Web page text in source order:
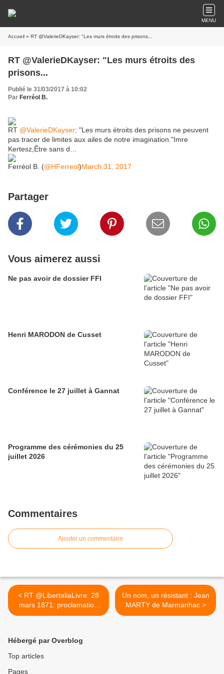
MENU
Accueil » RT @ValerieDKayser: "Les murs étroits des prisons...
RT @ValerieDKayser: "Les murs étroits des
prisons...
Publié le 31/03/2017 à 10:02
Par Ferréol B.
RT @ValerieDKayser: "Les murs étroits des prisons ne peuvent
pas tracer de limites aux ailes de notre imagination."Imre
Kertesz,Être sans d…
Ferréol B. (@HFerreol)March 31, 2017
Partager
Vous aimerez aussi
Ne pas avoir de dossier FFI
Henri MARODON de Cusset
Conférence le 27 juillet à Gannat
Programme des cérémonies du 25
juillet 2026
Commentaires
Ajouter un commentaire
< RT @LibertaliaLivre: 28
mars 1871: proclamation
de...
Un nom, un résistant : Jean
MARTY de Marmanhac >
Hébergé par Overblog
Top articles
Pages